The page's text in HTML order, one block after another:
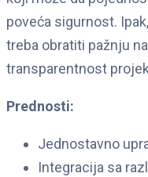
poveća sigurnost.
treba obratiti pažnju
transparentnost
Prednosti:
Jednostavno
Integracija sa